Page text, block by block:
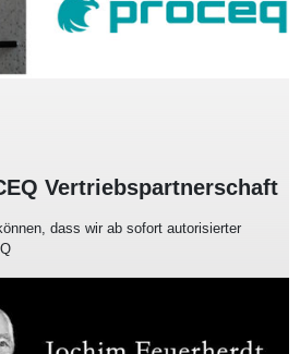
Vertriebspartnerschaft
dass wir ab sofort autorisierter